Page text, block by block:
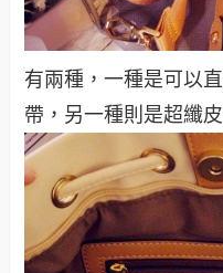
有兩種，一種是可以
帶，另一種則是超纖